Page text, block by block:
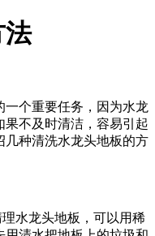
法
个重要任务，因为水龙
不及时清洁，容易引起
几种清洗水龙头地板的方
水龙头地板，可以用稀